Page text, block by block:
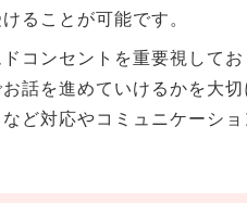
ることが可能です。
コンセントを重要視して
話を進めていけるかを大
ど対応やコミュニケーショ